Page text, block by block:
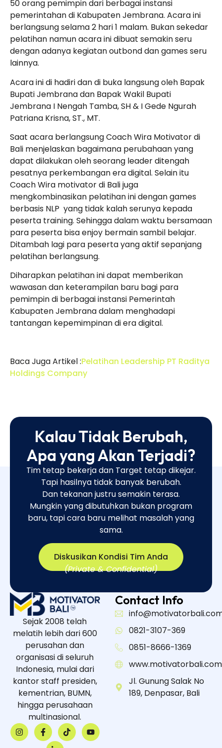
50 orang pemimpin dari berbagai instansi
pemerintahan di Kabupaten Jembrana. Acara ini
berlangsung selama 2 hari 1 malam. Bukan sekedar
pelatihan namun acara ini dibuat semakin seru
dengan adanya kegiatan outbond dan games seru
lainnya.
Acara ini di hadiri dan di buka langsung oleh Bapak
Bupati Jembrana dan Bapak Wakil Bupati
Jembrana I Nengah Tamba, SH & I Gede Ngurah
Patriana Krisna, ST., MT.
Saat acara berlangsung Coach Wira Motivator di
Bali menjelaskan bagaimana perubahaan yang
dapat dilakukan oleh seorang leader ditengah
pesatnya perkembangan era digital. Selain itu
Coach Wira motivator di Bali juga
mengkombinasikan pelatihan ini dengan games
berbasis NLP yang tidak kalah serunya kepada
peserta training. Sehingga dalam waktu bersamaan
para peserta bisa enjoy bermain sambil belajar.
Ditambah lagi para peserta yang aktif sepanjang
pelatihan berlangsung.
Diharapkan pelatihan ini dapat memberikan
wawasan dan keterampilan baru bagi para
pemimpin di berbagai instansi Pemerintah
Kabupaten Jembrana dalam menghadapi
tantangan kepemimpinan di era digital.
Baca Juga Artikel :Pelatihan Leadership PT Raditya
Holdings Company
Kalau Tidak Berubah,
Apa yang Akan Terjadi?
Tim tetap bekerja dan Target tetap dikejar.
Tapi hasilnya tidak banyak berubah.
Dan tekanan justru semakin terasa.
Mungkin yang dibutuhkan bukan program
baru, tapi cara baru melihat masalah yang
sama.​
Diskusikan Kondisi Tim Anda
(Private & Confidential)
Sejak 2008 telah
melatih lebih dari 600
perusahan dan
organisasi di seluruh
Indonesia, mulai dari
kantor staff presiden,
kementrian, BUMN,
hingga perusahaan
multinasional.
Contact Info
0821-3107-369
0851-8666-1369
www.motivatorbali.com
Jl. Gunung Salak No
189, Denpasar, Bali